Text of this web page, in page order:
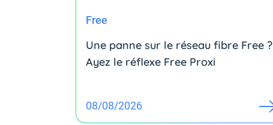
Free
Une panne sur le réseau fibre Free ?
Ayez le réflexe Free Proxi
08/08/2026